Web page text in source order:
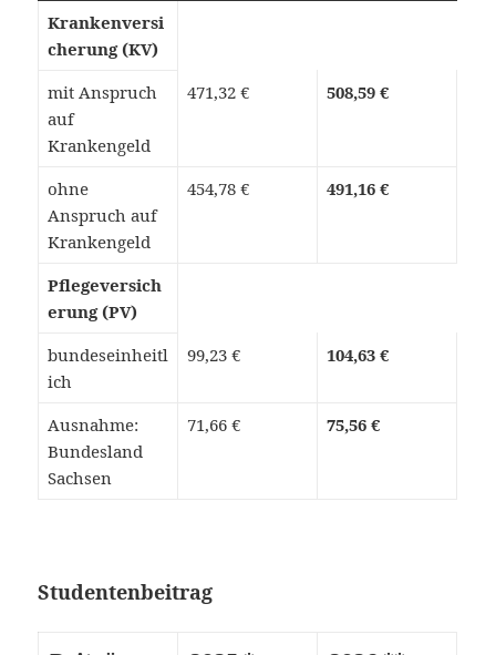
Krankenversi
cherung (KV)
mit Anspruch
auf
Krankengeld
471,32 € 508,59 €
ohne
Anspruch auf
Krankengeld
454,78 € 491,16 €
Pflegeversich
erung (PV)
bundeseinheitl
ich
99,23 € 104,63 €
Ausnahme:
Bundesland
Sachsen
71,66 € 75,56 €
Studentenbeitrag